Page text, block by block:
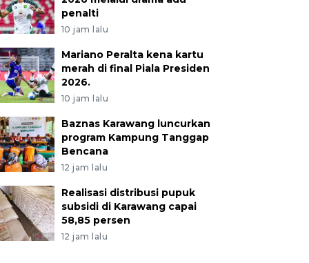
penalti
10 jam lalu
Mariano Peralta kena kartu
merah di final Piala Presiden
2026.
10 jam lalu
Baznas Karawang luncurkan
program Kampung Tanggap
Bencana
12 jam lalu
Realisasi distribusi pupuk
subsidi di Karawang capai
58,85 persen
12 jam lalu